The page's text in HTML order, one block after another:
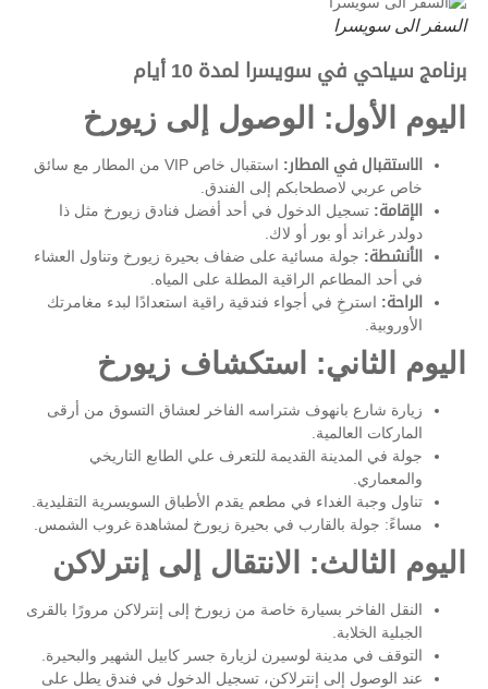
السفر الى سويسرا
برنامج سياحي في سويسرا لمدة 10 أيام
اليوم الأول: الوصول إلى زيورخ
الاستقبال في المطار:
استقبال خاص VIP من المطار مع سائق
خاص عربي لاصطحابكم إلى الفندق.
الإقامة: تسجيل الدخول في أحد أفضل فنادق زيورخ مثل ذا
دولدر غراند أو بور أو لاك.
الأنشطة: جولة مسائية على ضفاف بحيرة زيورخ وتناول العشاء
في أحد المطاعم الراقية المطلة على المياه.
الراحة: استرخِ في أجواء فندقية راقية استعدادًا لبدء مغامرتك
الأوروبية.
اليوم الثاني: استكشاف زيورخ
زيارة شارع بانهوف شتراسه الفاخر لعشاق التسوق من أرقى
الماركات العالمية.
جولة في المدينة القديمة للتعرف علي الطابع التاريخي
والمعماري.
تناول وجبة الغداء في مطعم يقدم الأطباق السويسرية التقليدية.
مساءً: جولة بالقارب في بحيرة زيورخ لمشاهدة غروب الشمس.
اليوم الثالث: الانتقال إلى إنترلاكن
النقل الفاخر بسيارة خاصة من زيورخ إلى إنترلاكن مرورًا بالقرى
الجبلية الخلابة.
التوقف في مدينة لوسيرن لزيارة جسر كابيل الشهير والبحيرة.
عند الوصول إلى إنترلاكن، تسجيل الدخول في فندق يطل على